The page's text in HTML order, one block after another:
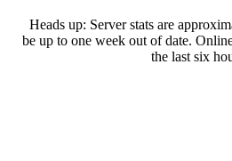
Heads up: Server stats are
be up to one week out of date.
the last six